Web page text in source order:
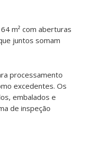
m² com aberturas
juntos somam
processamento
excedentes. Os
embalados e
de inspeção